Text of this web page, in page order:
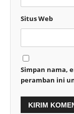
Situs Web
Simpan nama,
peramban ini